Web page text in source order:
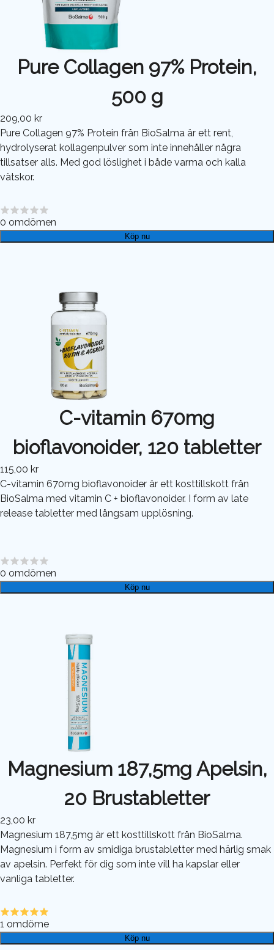
Pure Collagen 97% Protein,
500 g
209,00 kr
Pure Collagen 97% Protein från BioSalma är ett rent,
hydrolyserat kollagenpulver som inte innehåller några
tillsatser alls. Med god löslighet i både varma och kalla
vätskor.
0 omdömen
Köp nu
C-vitamin 670mg
bioflavonoider, 120 tabletter
115,00 kr
C-vitamin 670mg bioflavonoider är ett kosttillskott från
BioSalma med vitamin C + bioflavonoider. I form av late
release tabletter med långsam upplösning.
0 omdömen
Köp nu
Magnesium 187,5mg Apelsin,
20 Brustabletter
23,00 kr
Magnesium 187,5mg är ett kosttillskott från BioSalma.
Magnesium i form av smidiga brustabletter med härlig smak
av apelsin. Perfekt för dig som inte vill ha kapslar eller
vanliga tabletter.
1 omdöme
Köp nu